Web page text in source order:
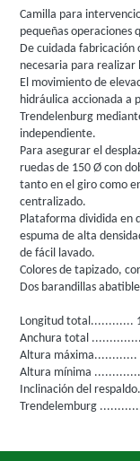
Camilla para
pequeñas operaciones
De cuidada fabricación
necesaria para realizar
El movimiento de
hidráulica accionada a
Trendelenburg
independiente.
Para asegurar el
ruedas de 150 Ø con
tanto en el giro como
centralizado.
Plataforma dividida en
espuma de alta
de fácil lavado.
Colores de tapizado,
Dos barandillas
Longitud total............
Anchura total
Altura máxima............
Altura mínima
Inclinación del
Trendelemburg